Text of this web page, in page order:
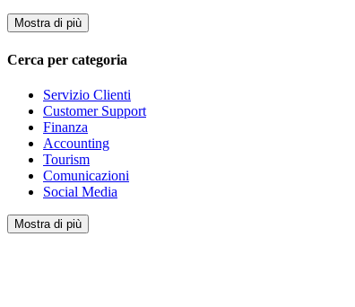
Mostra di più
Cerca per categoria
Servizio Clienti
Customer Support
Finanza
Accounting
Tourism
Comunicazioni
Social Media
Mostra di più